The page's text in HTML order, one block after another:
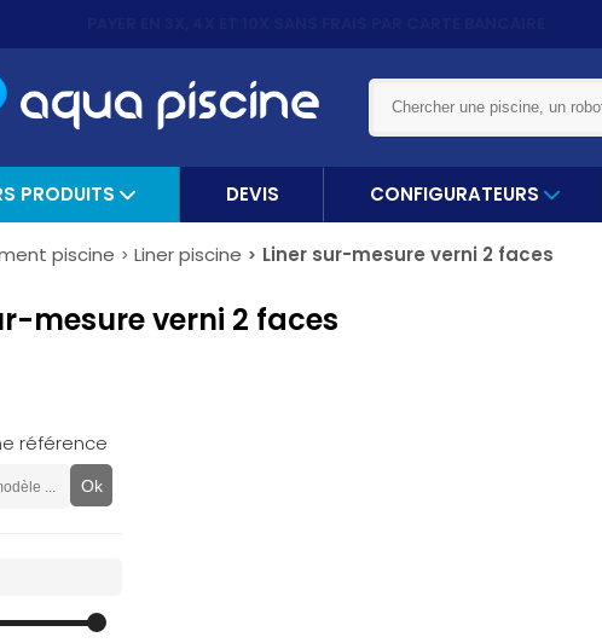
PRODUITS DEVIS CONFIGURATEURS
piscine Liner piscine Liner sur-mesure verni 2 faces
mesure verni 2 faces
référence
Ok